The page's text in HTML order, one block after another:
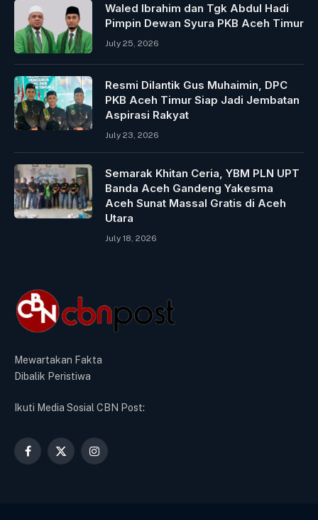
Waled Ibrahim dan Tgk Abdul Hadi
Pimpin Dewan Syura PKB Aceh Timur
July 25, 2026
Resmi Dilantik Gus Muhaimin, DPC
PKB Aceh Timur Siap Jadi Jembatan
Aspirasi Rakyat
July 23, 2026
Semarak Khitan Ceria, YBM PLN UPT
Banda Aceh Gandeng Yakesma
Aceh Sunat Massal Gratis di Aceh
Utara
July 18, 2026
Mewartakan Fakta
Dibalik Peristiwa
Ikuti Media Sosial CBN Post:
Facebook
X
Instagram